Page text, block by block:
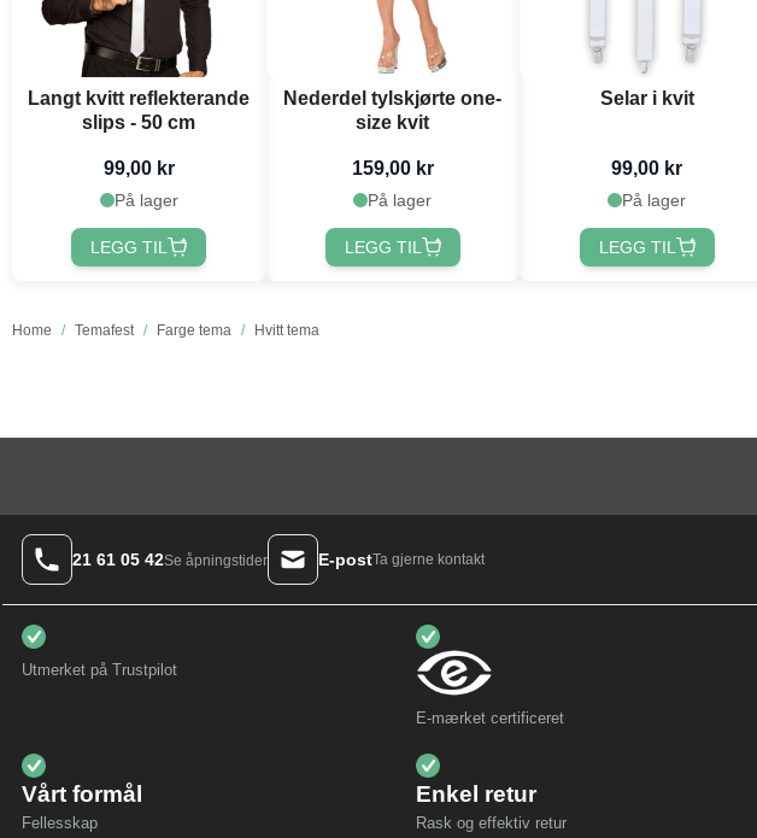
Home / Temafest / Farge tema / Hvitt tema
Langt kvitt reflekterande
slips - 50 cm
99,00 kr
På lager
LEGG TIL
Nederdel tylskjørte one-
size kvit
159,00 kr
På lager
LEGG TIL
Selar i kvit
99,00 kr
På lager
LEGG TIL
21 61 05 42Se åpningstider E-postTa gjerne kontakt
Utmerket på Trustpilot
E-mærket certificeret
Vårt formål
Fellesskap
Enkel retur
Rask og effektiv retur